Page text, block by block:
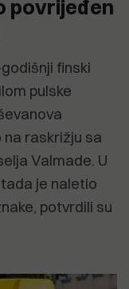
povrijeđen
finski
pulske
raskrižju sa
Valmade. U
je naletio
potvrdili su